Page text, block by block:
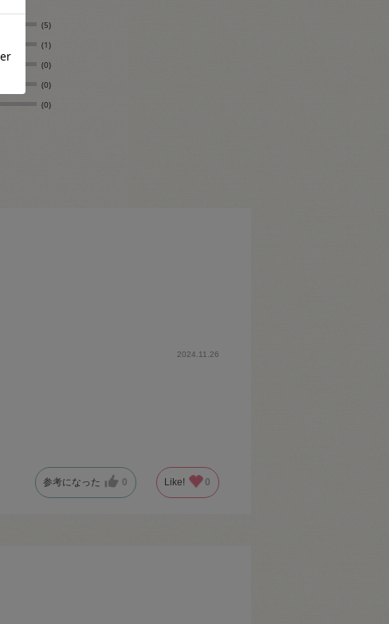
(5)
(1)
(0)
(0)
(0)
2024.11.26
参考になった 0 Like! 0